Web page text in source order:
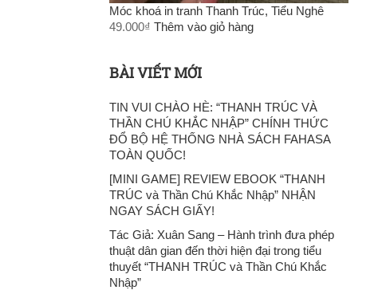
Móc khoá in tranh Thanh Trúc, Tiểu Nghê
49.000₫ Thêm vào giỏ hàng
BÀI VIẾT MỚI
TIN VUI CHÀO HÈ: “THANH TRÚC VÀ
THẦN CHÚ KHẮC NHẬP” CHÍNH THỨC
ĐỔ BỘ HỆ THỐNG NHÀ SÁCH FAHASA
TOÀN QUỐC!
[MINI GAME] REVIEW EBOOK “THANH
TRÚC và Thần Chú Khắc Nhập” NHẬN
NGAY SÁCH GIẤY!
Tác Giả: Xuân Sang – Hành trình đưa phép
thuật dân gian đến thời hiện đại trong tiểu
thuyết “THANH TRÚC và Thần Chú Khắc
Nhập”